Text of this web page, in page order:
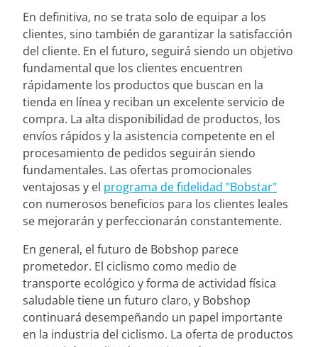
En definitiva, no se trata solo de equipar a los
clientes, sino también de garantizar la satisfacción
del cliente. En el futuro, seguirá siendo un objetivo
fundamental que los clientes encuentren
rápidamente los productos que buscan en la
tienda en línea y reciban un excelente servicio de
compra. La alta disponibilidad de productos, los
envíos rápidos y la asistencia competente en el
procesamiento de pedidos seguirán siendo
fundamentales. Las ofertas promocionales
ventajosas y el programa de fidelidad "Bobstar"
con numerosos beneficios para los clientes leales
se mejorarán y perfeccionarán constantemente.
En general, el futuro de Bobshop parece
prometedor. El ciclismo como medio de
transporte ecológico y forma de actividad física
saludable tiene un futuro claro, y Bobshop
continuará desempeñando un papel importante
en la industria del ciclismo. La oferta de productos